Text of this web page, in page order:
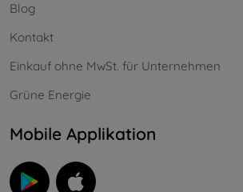
Blog
Kontakt
Einkauf ohne MwSt. für Unternehmen
Grüne Energie
Mobile Applikation